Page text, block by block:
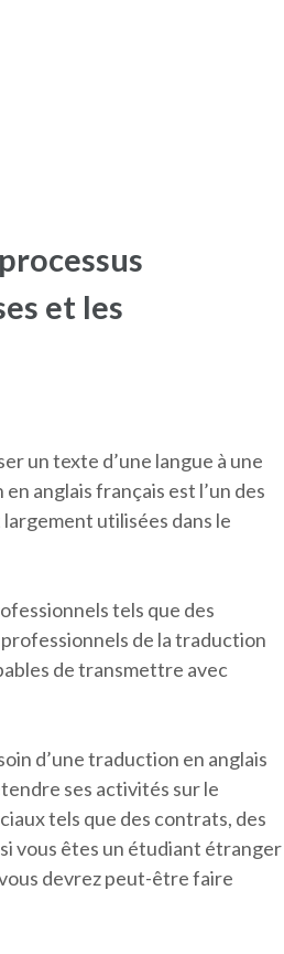
et les
un texte d’une langue à une
anglais français est l’un des
utilisées dans le
tels que des
de la traduction
de transmettre avec
d’une traduction en anglais
ses activités sur le
tels que des contrats, des
vous êtes un étudiant étranger
devrez peut-être faire